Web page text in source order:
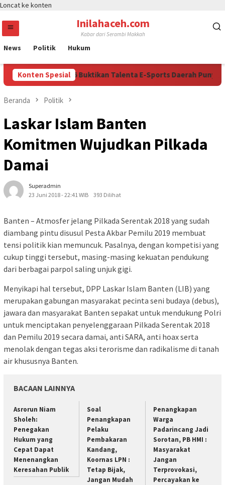
Loncat ke konten
Inilahaceh.com
Kabar dari Serambi Makkah
News Politik Hukum
Konten Spesial
Kapolri Cup 2026 Buktikan Talenta E-Sports Daerah Punya
Beranda Politik
Laskar Islam Banten
Komitmen Wujudkan Pilkada
Damai
Superadmin
23 Juni 2018 - 22:41 WIB
393 Dilihat
Banten – Atmosfer jelang Pilkada Serentak 2018 yang sudah
diambang pintu disusul Pesta Akbar Pemilu 2019 membuat
tensi politik kian memuncuk. Pasalnya, dengan kompetisi yang
cukup tinggi tersebut, masing-masing kekuatan pendukung
dari berbagai parpol saling unjuk gigi.
Menyikapi hal tersebut, DPP Laskar Islam Banten (LIB) yang
merupakan gabungan masyarakat pecinta seni budaya (debus),
jawara dan masyarakat Banten sepakat untuk mendukung Polri
untuk menciptakan penyelenggaraan Pilkada Serentak 2018
dan Pemilu 2019 secara damai, anti SARA, anti hoax serta
menolak dengan tegas aksi terorisme dan radikalisme di tanah
air khususnya Banten.
BACAAN LAINNYA
Asrorun Niam
Sholeh:
Penegakan
Hukum yang
Cepat Dapat
Menenangkan
Keresahan Publik
Soal
Penangkapan
Pelaku
Pembakaran
Kandang,
Koornas LPN :
Tetap Bijak,
Jangan Mudah
Penangkapan
Warga
Padarincang Jadi
Sorotan, PB HMI :
Masyarakat
Jangan
Terprovokasi,
Percayakan ke